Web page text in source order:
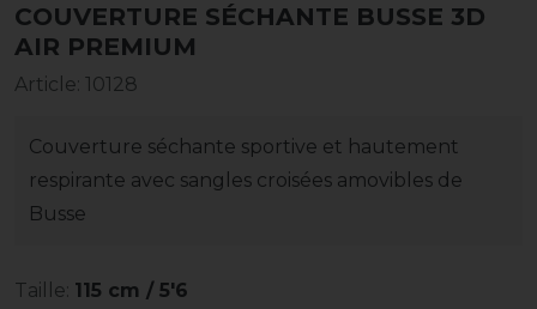
COUVERTURE SÉCHANTE BUSSE 3D
AIR PREMIUM
Article: 10128
Couverture séchante sportive et hautement
respirante avec sangles croisées amovibles de
Busse
Taille: 115 cm / 5'6